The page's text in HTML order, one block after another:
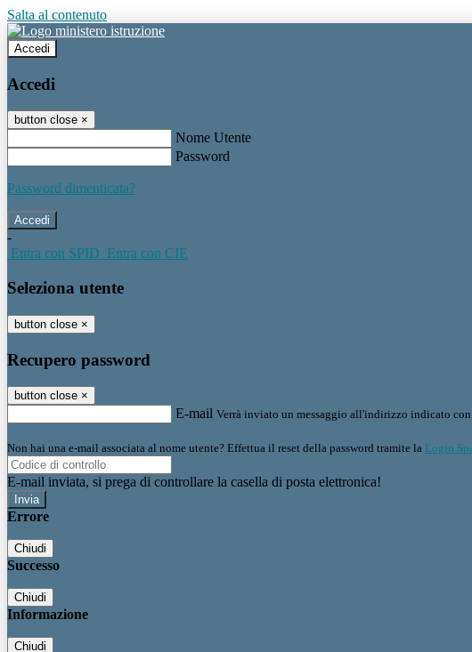
Salta al contenuto
Accedi
Accedi
button close ×
Nome Utente
Password
Password dimenticata?
-
Entra con SPID Entra con CIE
Seleziona utente
button close ×
Recupero password
button close ×
E-mail Verrà inviato un messaggio all'indirizzo indicato
Non hai una e-mail associata al nome utente? Effettua il reset della password tramite la Login
E-mail inviata, si prega di controllare la casella di posta elettronica!
Errore
Chiudi
Successo
Chiudi
Informazione
Chiudi